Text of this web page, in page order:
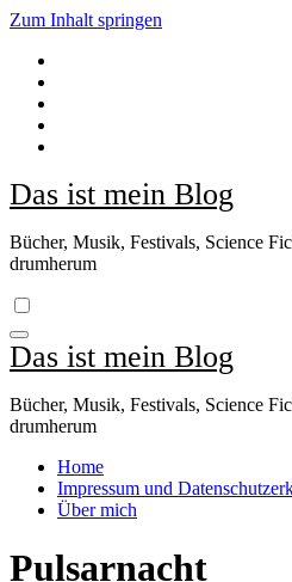
Zum Inhalt springen
Das ist mein Blog
Bücher, Musik, Festivals, Science
drumherum
Das ist mein Blog
Bücher, Musik, Festivals, Science
drumherum
Home
Impressum und
Über mich
Pulsarnacht